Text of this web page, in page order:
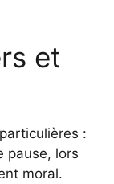
et
:
pause, lors
moral.